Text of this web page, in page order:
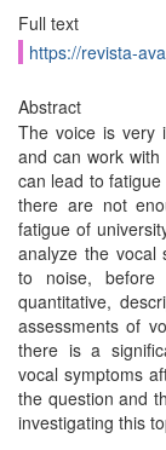
Full text
https://revista-
Abstract
The voice is very
and can work
can lead to
there are not
fatigue of
analyze the vocal
to noise,
quantitative,
assessments of
there is a
vocal symptoms
the question and
investigating this